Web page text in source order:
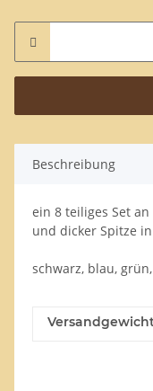
Beschreibung
ein 8 teiliges Set
und dicker Spitze
schwarz, blau,